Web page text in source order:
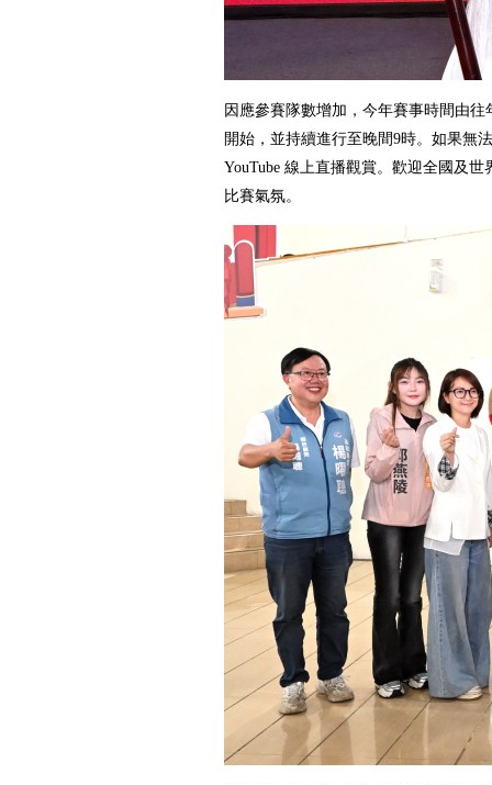
因應參賽隊數增加，今年賽事時間由往
開始，並持續進行至晚間9時。如果無
YouTube 線上直播觀賞。歡迎全國及
比賽氣氛。